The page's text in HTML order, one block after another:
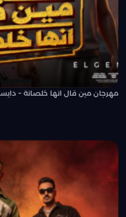
مهرجان مين قال انها خلصانة –